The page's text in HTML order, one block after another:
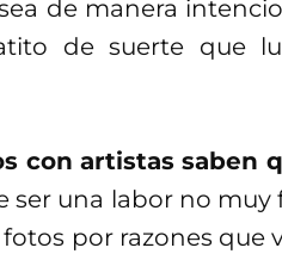
de manera
de suerte que
con artistas saben
ser una labor no muy
por razones que